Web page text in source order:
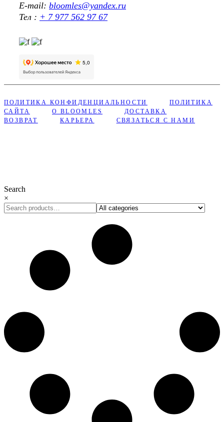
E-mail: bloomles@yandex.ru
Тел : + 7 977 562 97 67
ПОЛИТИКА КОНФИДЕНЦИАЛЬНОСТИ
ПОЛИТИКА
САЙТА
О BLOOMLES
ДОСТАВКА
ВОЗВРАТ
КАРЬЕРА СВЯЗАТЬСЯ С НАМИ
Search
×